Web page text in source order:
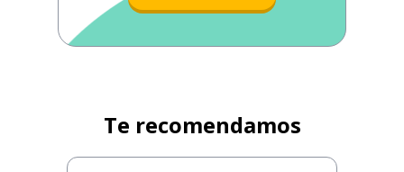
Te recomendamos